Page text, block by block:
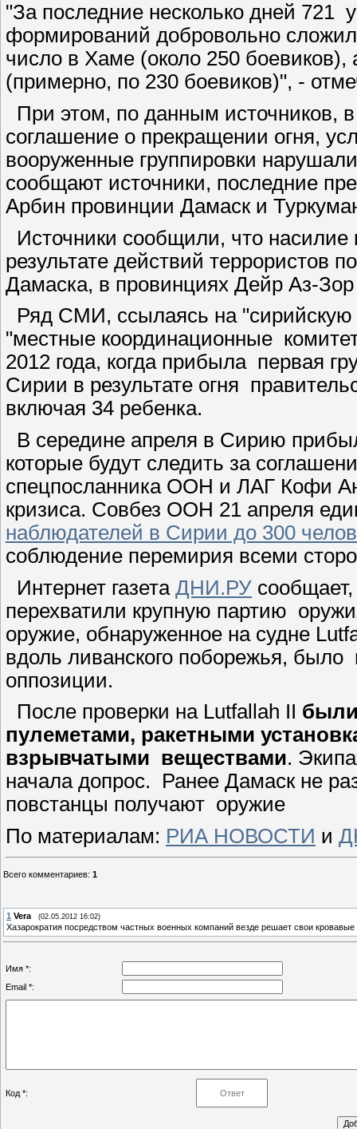
"За последние несколько дней 721
формирований добровольно
число в Хаме (около 250
(примерно, по 230 боевиков)", -
При этом, по данным источников,
соглашение о прекращении огня,
вооруженные группировки
сообщают источники, последние
Арбин провинции Дамаск и
Источники сообщили, что
результате действий террористов
Дамаска, в провинциях Дейр Аз-
Ряд СМИ, ссылаясь на "сирийскую
"местные координационные
2012 года, когда прибыла первая
Сирии в результате огня
включая 34 ребенка.
В середине апреля в Сирию
которые будут следить за
спецпосланника ООН и ЛАГ Кофи
кризиса. Совбез ООН 21 апреля
наблюдателей в Сирии до 300
соблюдение перемирия всеми
Интернет газета ДНИ.РУ
перехватили крупную партию
оружие, обнаруженное на судне
вдоль ливанского поборежья, было
оппозиции.
После проверки на Lutfallah II
пулеметами, ракетными
взрывчатыми веществами.
начала допрос. Ранее Дамаск не
повстанцы получают оружие
По материалам: РИА НОВОСТИ и
Всего комментариев: 1
1 Vera (02.05.2012 16:02)
Хазарократия посредством частных военных компаний везде решает свои кровавые
Имя *:
Email *:
Код *: